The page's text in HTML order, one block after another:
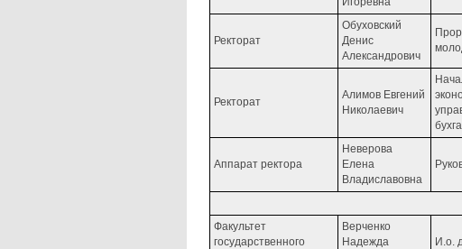
Ректорат
Обуховский
Денис
Александрович
Ректорат
Алимов Евгений
Николаевич
Аппарат ректора
Неверова
Елена
Владиславовна
Факультет
государственного
Верченко
Надежда
И.о.